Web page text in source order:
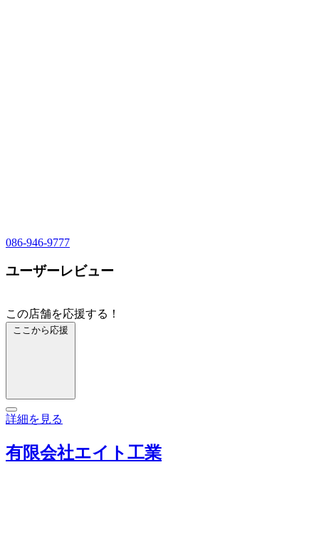
086-946-9777
ユーザーレビュー
この店舗を応援する！
ここから応援
詳細を見る
有限会社エイト工業